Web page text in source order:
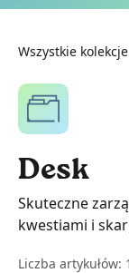
Wszystkie kolekcje
Desk
Skuteczne
kwestiami i
Liczba artykułów: